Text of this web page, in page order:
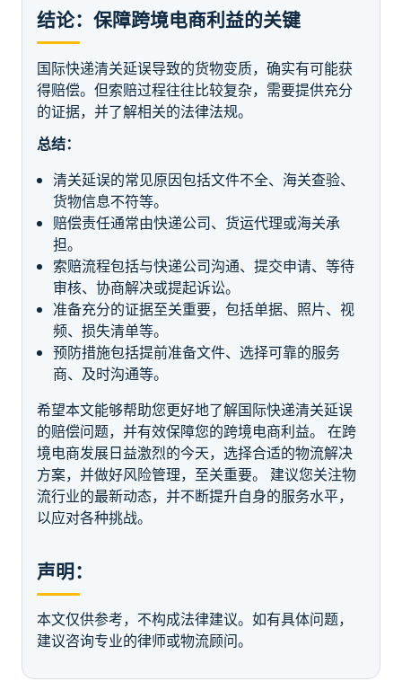
结论：保障跨境电商利益的关键
国际快递清关延误导致的货物变质，确实有可能获
得赔偿。但索赔过程往往比较复杂，需要提供充分
的证据，并了解相关的法律法规。
总结：
清关延误的常见原因包括文件不全、海关查验、
货物信息不符等。
赔偿责任通常由快递公司、货运代理或海关承
担。
索赔流程包括与快递公司沟通、提交申请、等待
审核、协商解决或提起诉讼。
准备充分的证据至关重要，包括单据、照片、视
频、损失清单等。
预防措施包括提前准备文件、选择可靠的服务
商、及时沟通等。
希望本文能够帮助您更好地了解国际快递清关延误
的赔偿问题，并有效保障您的跨境电商利益。 在跨
境电商发展日益激烈的今天，选择合适的物流解决
方案，并做好风险管理，至关重要。 建议您关注物
流行业的最新动态，并不断提升自身的服务水平，
以应对各种挑战。
声明：
本文仅供参考，不构成法律建议。如有具体问题，
建议咨询专业的律师或物流顾问。